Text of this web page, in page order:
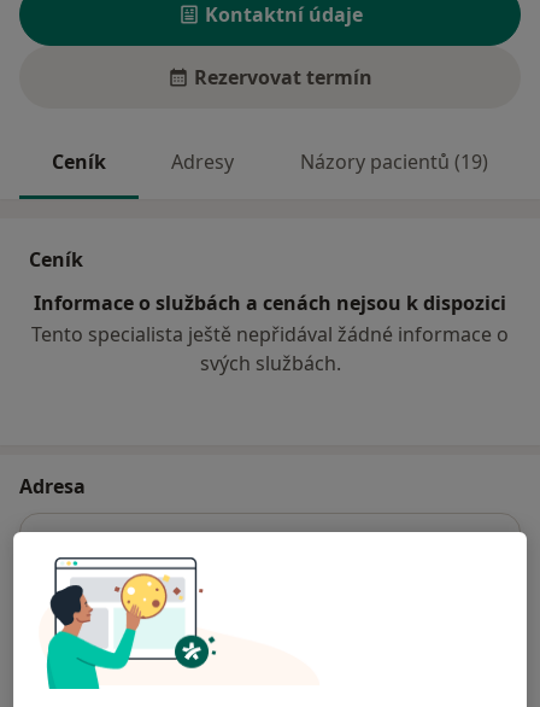
Kontaktní údaje
Rezervovat termín
Ceník Adresy Názory pacientů (19)
Ceník
Informace o službách a cenách nejsou k dispozici
Tento specialista ještě nepřidával žádné informace o
svých službách.
Adresa
E. Beneše 695,
Přiblížit mapu